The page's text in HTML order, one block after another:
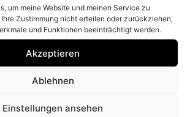
um meine Website und meinen Service zu
Zustimmung nicht erteilen oder zurückziehen,
und Funktionen beeinträchtigt werden.
Akzeptieren
Ablehnen
Einstellungen ansehen
dass innerhalb dieses
Inhalte Dritter, wie zum
von YouTube, Kartenmaterial
RSS-Feeds oder Grafiken
eingebunden werden.